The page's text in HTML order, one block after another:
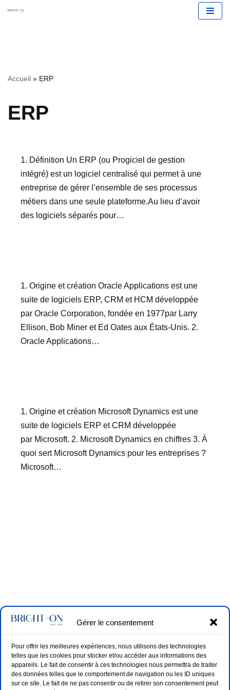
Gérer le consentement
Pour offrir les meilleures expériences, nous utilisons des technologies
telles que les cookies pour stocker et/ou accéder aux informations des
appareils. Le fait de consentir à ces technologies nous permettra de traiter
des données telles que le comportement de navigation ou les ID uniques
sur ce site. Le fait de ne pas consentir ou de retirer son consentement peut
au
Accueil » ERP
ERP
1. Définition Un ERP (ou Progiciel de gestion
intégré) est un logiciel centralisé qui permet à une
entreprise de gérer l’ensemble de ses processus
métiers dans une seule plateforme.Au lieu d’avoir
des logiciels séparés pour…
1. Origine et création Oracle Applications est une
suite de logiciels ERP, CRM et HCM développée
par Oracle Corporation, fondée en 1977par Larry
Ellison, Bob Miner et Ed Oates aux États-Unis. 2.
Oracle Applications…
1. Origine et création Microsoft Dynamics est une
suite de logiciels ERP et CRM développée
par Microsoft. 2. Microsoft Dynamics en chiffres 3. À
quoi sert Microsoft Dynamics pour les entreprises ?
Microsoft…